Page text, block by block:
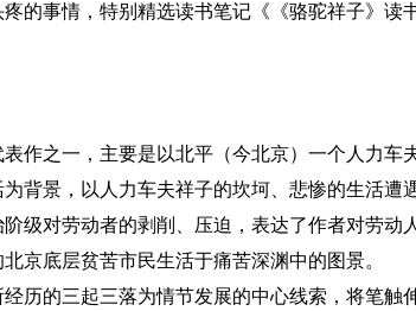
的事情，特别精选读书笔记《《骆驼祥子》读
表作之一，主要是以北平（今北京）一个人力车
背景，以人力车夫祥子的坎坷、悲惨的生活遭
级对劳动者的剥削、压迫，表达了作者对劳动
京底层贫苦市民生活于痛苦深渊中的图景。
历的三起三落为情节发展的中心线索，将笔触